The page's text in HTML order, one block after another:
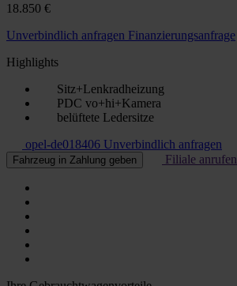
18.850 €
Unverbindlich anfragen Finanzierungsanfrage
Highlights
Sitz+Lenkradheizung
PDC vo+hi+Kamera
belüftete Ledersitze
opel-de018406 Unverbindlich anfragen
Fahrzeug in Zahlung geben Filiale anrufen